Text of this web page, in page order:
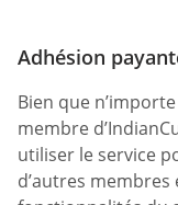
Adhésion
Bien que
membre
utiliser le service
d’autres